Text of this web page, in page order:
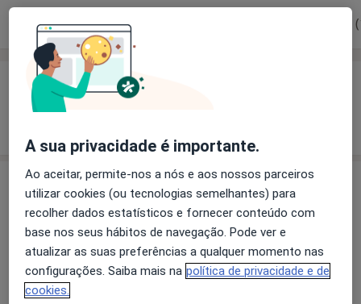
Experiência Preços Opiniões
Experiência
Preços
Sem informação sobre serviços e preços
Este especialista ainda não adicionou nenhuma
informação sobre serviços
A sua privacidade é importante.
Ao aceitar, permite-nos a nós e aos nossos parceiros
utilizar cookies (ou tecnologias semelhantes) para
recolher dados estatísticos e fornecer conteúdo com
base nos seus hábitos de navegação. Pode ver e
atualizar as suas preferências a qualquer momento nas
configurações. Saiba mais na política de privacidade e de
cookies.